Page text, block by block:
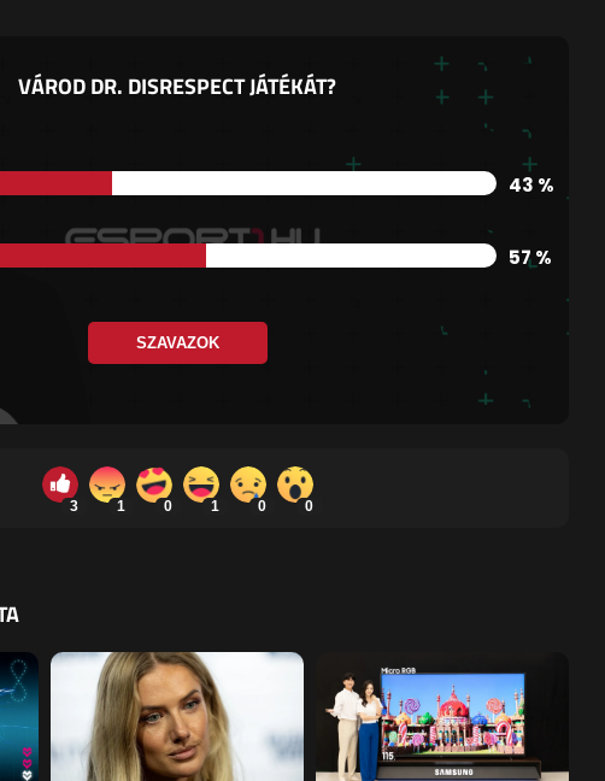
VÁROD DR. DISRESPECT JÁTÉKÁT?
43 %
57 %
SZAVAZOK
3 1 0 1 0 0